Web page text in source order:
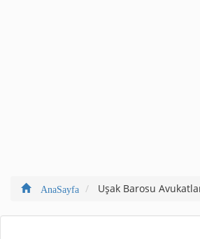
AnaSayfa Uşak Barosu